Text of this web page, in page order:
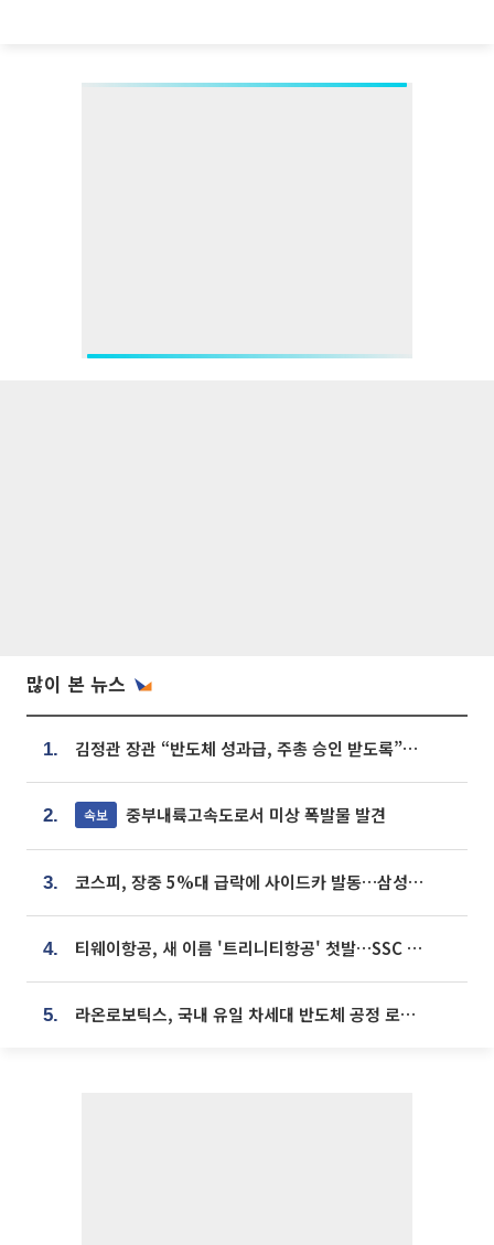
많이 본 뉴스
1. 김정관 장관 “반도체 성과급, 주총 승인 받도록”…상법·자본시장법 개정 시사
2. 속보 중부내륙고속도로서 미상 폭발물 발견
3. 코스피, 장중 5%대 급락에 사이드카 발동…삼성·SK 동반 폭락
4. 티웨이항공, 새 이름 '트리니티항공' 첫발…SSC 전략 본격화
5. 라온로보틱스, 국내 유일 차세대 반도체 공정 로봇 개발 ‘고객사 테스트 진행’